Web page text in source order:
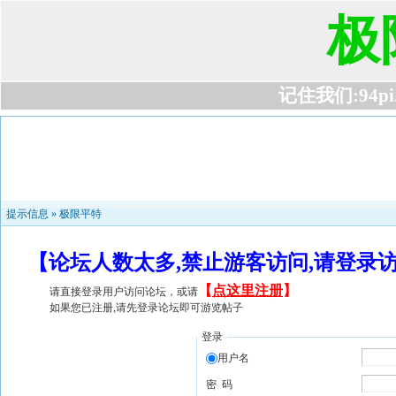
极
记住我们
提示信息 » 极限平特
【论坛人数太多,禁止游客访问,请登
请直接登录用户访问论坛，或请 【 点这里注册】
如果您已注册,请先登录论坛即可游览帖子
登录
用户名
密 码